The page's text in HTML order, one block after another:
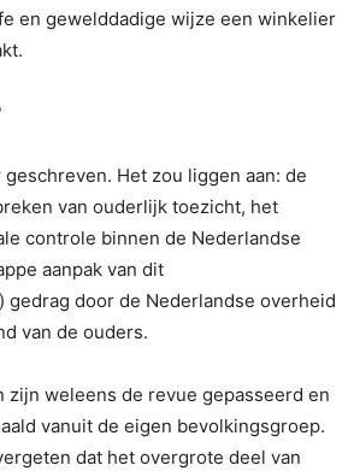
en gewelddadige wijze een winkelier
geschreven. Het zou liggen aan: de
van ouderlijk toezicht, het
controle binnen de Nederlandse
aanpak van dit
gedrag door de Nederlandse overheid
van de ouders.
zijn weleens de revue gepasseerd en
vanuit de eigen bevolkingsgroep.
dat het overgrote deel van